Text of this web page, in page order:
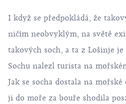
I když se předpokládá, že
ničím neobvyklým, na světě
takových soch, a ta z Lošinje je
Sochu nalezl turista na
Jak se socha dostala na mořské
ji do moře za bouře shodila